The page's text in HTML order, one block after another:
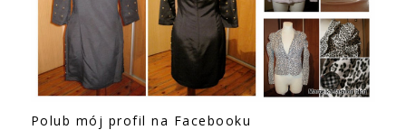
Polub mój profil na Facebooku